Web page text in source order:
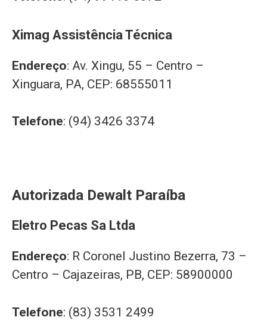
Ximag Assistência Técnica
Endereço: Av. Xingu, 55 – Centro –
Xinguara, PA, CEP: 68555011
Telefone: (94) 3426 3374
Autorizada Dewalt Paraíba
Eletro Pecas Sa Ltda
Endereço: R Coronel Justino Bezerra, 73 –
Centro – Cajazeiras, PB, CEP: 58900000
Telefone: (83) 3531 2499